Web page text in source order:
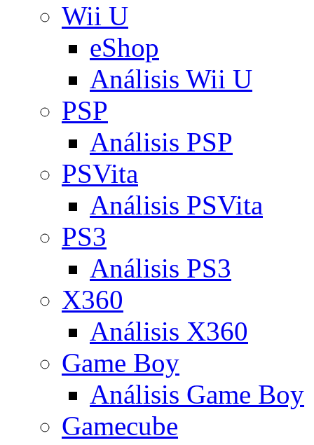
Wii U
eShop
Análisis Wii U
PSP
Análisis PSP
PSVita
Análisis PSVita
PS3
Análisis PS3
X360
Análisis X360
Game Boy
Análisis Game Boy
Gamecube